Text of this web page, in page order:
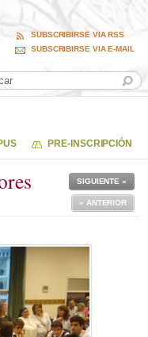
SUBSCRIBIRSE VIA RSS
SUBSCRIBIRSE VIA E-MAIL
PRE-INSCRIPCIÓN
SIGUIENTE »
« ANTERIOR